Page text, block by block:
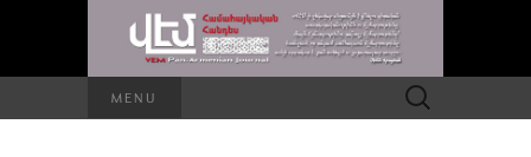
MENU
Search
for: